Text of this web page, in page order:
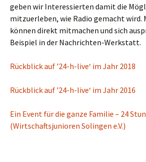
geben wir Interessierten damit die
mitzuerleben, wie Radio gemacht wird.
können direkt mitmachen und sich
Beispiel in der Nachrichten-Werkstatt.
Rückblick auf ’24-h-live‘ im Jahr 2018
Rückblick auf ’24-h-live‘ im Jahr 2016
Ein Event für die ganze Familie – 24
(Wirtschaftsjunioren Solingen e.V.)